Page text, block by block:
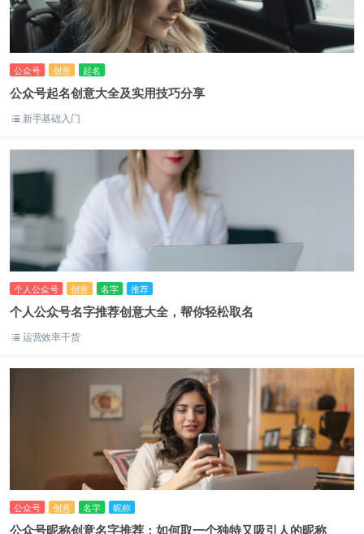
公众号 创意 起名
公众号起名创意大全及实用技巧分享
新手基础入门
个人公众号 创意 名字 推荐
个人公众号名字推荐创意大全，帮你轻松取名
运营效率干货
公众号 创意 名字 昵称
公众号昵称创意名字推荐：如何取一个独特又吸引人的昵称